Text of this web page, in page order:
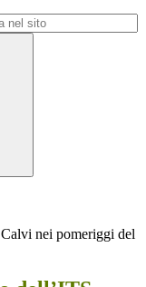
nei pomeriggi del